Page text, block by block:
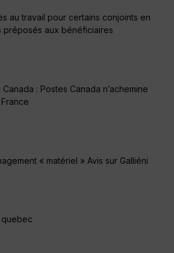
au travail pour certains conjoints en
préposés aux bénéficiaires
: Postes Canada n’achemine
« matériel » Avis sur Galliéni